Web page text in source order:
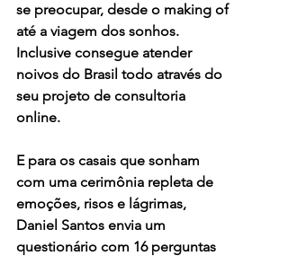
se preocupar, desde o making of
até a viagem dos sonhos.
Inclusive consegue atender
noivos do Brasil todo através do
seu projeto de consultoria
online.
E para os casais que sonham
com uma cerimônia repleta de
emoções, risos e lágrimas,
Daniel Santos envia um
questionário com 16 perguntas